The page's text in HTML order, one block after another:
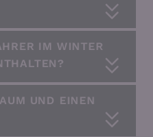
IM WINTER
UND EINEN